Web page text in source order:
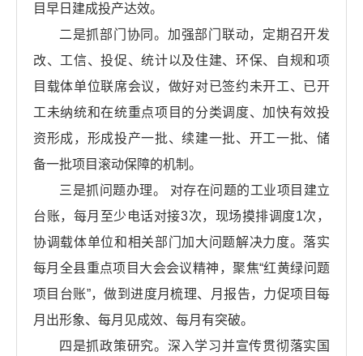
目早日建成投产达效。
二是抓部门协同。加强部门联动，定期召开发
改、工信、投促、统计以及住建、环保、自规和项
目载体单位联席会议，做好对已签约未开工、已开
工未纳统和在统重点项目的分类调度、加快有效投
资形成，形成投产一批、续建一批、开工一批、储
备一批项目滚动保障的机制。
三是抓问题办理。 对存在问题的工业项目建立
台账，每月至少电话对接3次，现场摸排调度1次，
协调载体单位和相关部门加大问题解决力度。落实
每月全县重点项目大会会议精神，聚焦“红黄绿问题
项目台账”，做到进度月梳理、月报告，力促项目每
月出形象、每月见成效、每月有突破。
四是抓政策研究。深入学习并宣传贯彻落实国